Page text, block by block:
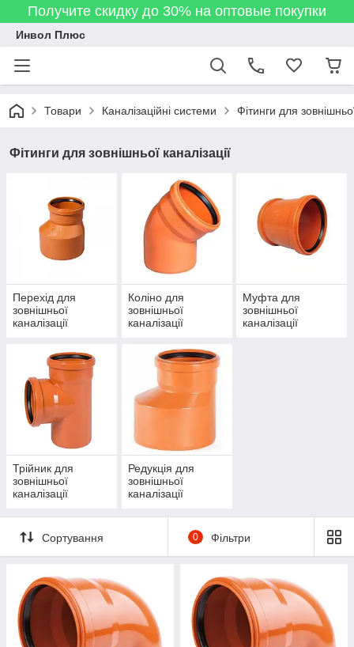
Получите скидку до 30% на оптовые покупки
Инвол Плюс
Товари Каналізаційні системи Фітинги для
Фітинги для зовнішньої каналізації
Перехід для
зовнішньої
каналізації
Коліно для
зовнішньої
каналізації
Муфта для
зовнішньої
каналізації
Трійник для
зовнішньої
каналізації
Редукція для
зовнішньої
каналізації
Сортування 0 Фільтри